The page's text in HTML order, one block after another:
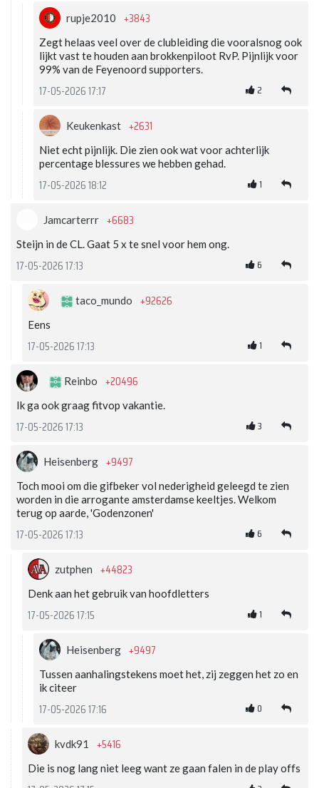
rupje2010 +3843
Zegt helaas veel over de clubleiding die vooralsnog ook
lijkt vast te houden aan brokkenpiloot RvP. Pijnlijk voor
99% van de Feyenoord supporters.
17-05-2026 17:17 2
Keukenkast +2631
Niet echt pijnlijk. Die zien ook wat voor achterlijk
percentage blessures we hebben gehad.
17-05-2026 18:12 1
Jamcarterrr +6683
Steijn in de CL. Gaat 5 x te snel voor hem ong.
17-05-2026 17:13 6
taco_mundo +92626
Eens
17-05-2026 17:13 1
Reinbo +20496
Ik ga ook graag fitvop vakantie.
17-05-2026 17:13 3
Heisenberg +9497
Toch mooi om die gifbeker vol nederigheid geleegd te zien
worden in die arrogante amsterdamse keeltjes. Welkom
terug op aarde, 'Godenzonen'
17-05-2026 17:13 6
zutphen +44823
Denk aan het gebruik van hoofdletters
17-05-2026 17:15 1
Heisenberg +9497
Tussen aanhalingstekens moet het, zij zeggen het zo en
ik citeer
17-05-2026 17:16 0
kvdk91 +5416
Die is nog lang niet leeg want ze gaan falen in de play offs